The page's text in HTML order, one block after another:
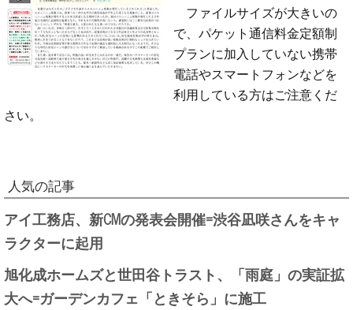
ファイルサイズが大きいの
で、パケット通信料金定額制
プランに加入していない携帯
電話やスマートフォンなどを
利用している方はご注意くだ
さい。
人気の記事
アイ工務店、新CMの発表会開催=渋谷凪咲さんをキャ
ラクターに起用
旭化成ホームズと世田谷トラスト、「雨庭」の実証拡
大へ=ガーデンカフェ「ときそら」に施工